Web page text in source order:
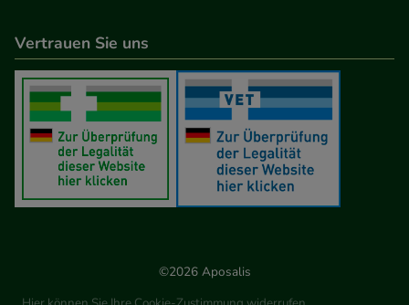
Vertrauen Sie uns
©2026 Aposalis